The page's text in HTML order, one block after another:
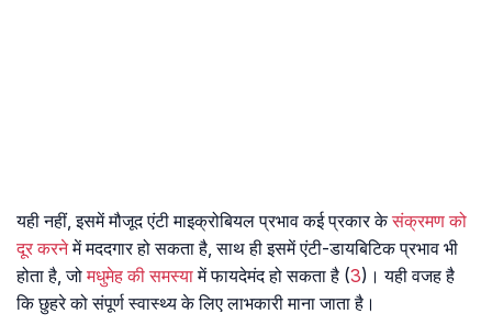
यही नहीं, इसमें मौजूद एंटी माइक्रोबियल प्रभाव कई प्रकार केसंक्रमण को
दूर करनेमें मददगार हो सकता है, साथ ही इसमें एंटी-डायबिटिक प्रभाव भी
होता है, जोमधुमेह की समस्यामें फायदेमंद हो सकता है (3)। यही वजह है
कि छुहरे को संपूर्ण स्वास्थ्य के लिए लाभकारी माना जाता है।